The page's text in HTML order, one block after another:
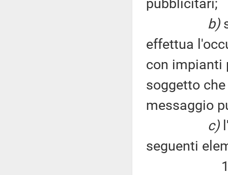
pubblicitari;
b)
effettua
con impianti
soggetto
messaggio
c)
seguenti
1)